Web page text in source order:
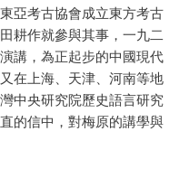
亞考古協會成立東方考古
耕作就參與其事，一九二
講，為正起步的中國現代
在上海、天津、河南等地
中央研究院歷史語言研究
的信中，對梅原的講學與